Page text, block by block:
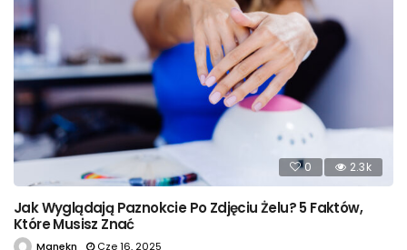
0 2.3k
Jak Wyglądają Paznokcie Po Zdjęciu Żelu? 5 Faktów,
Które Musisz Znać
Manekn Cze 16, 2025